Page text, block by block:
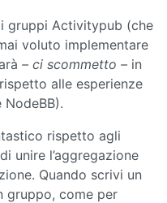
gruppi Activitypub (che
voluto implementare
– ci scommetto – in
alle esperienze
NodeBB).
rispetto agli
unire l’aggregazione
Quando scrivi un
gruppo, come per